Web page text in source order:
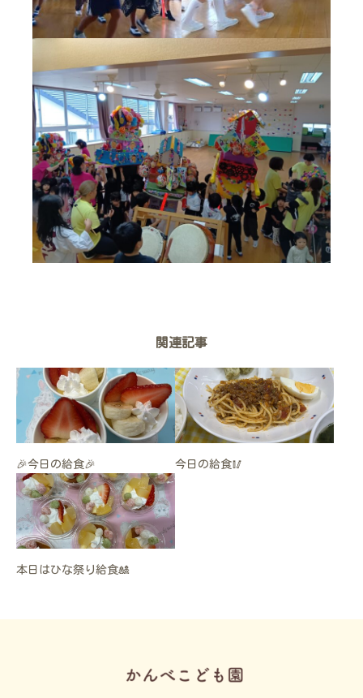
関連記事
🎉今日の給食🎉 今日の給食🥢
本日はひな祭り給食🎎